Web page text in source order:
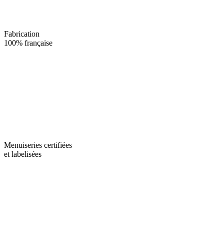
Fabrication
100% française
Menuiseries certifiées
et labelisées